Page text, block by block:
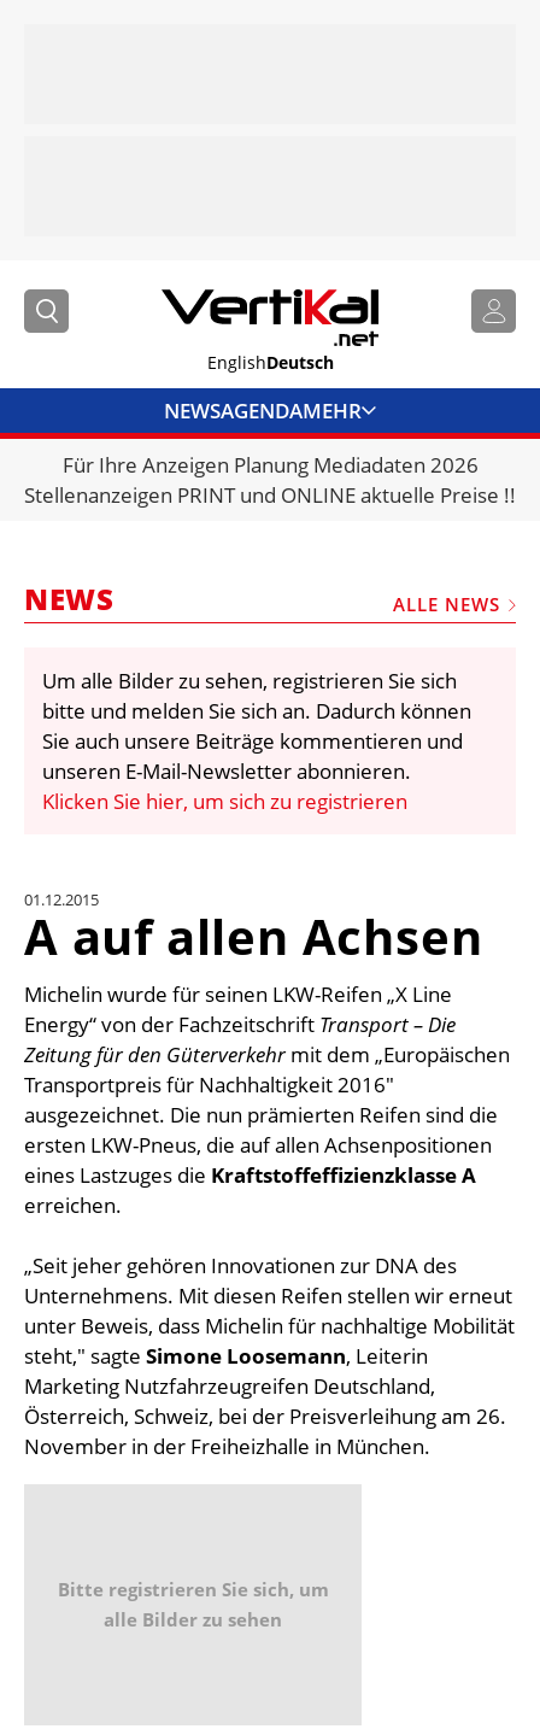
EnglishDeutsch
NEWSAGENDAMEHR
BRANCHENLINKS
VERMIETER
VIDEOS
BIBLIOTHEK
KRAN & BÜHNE
EINHEITENKONVERTER
KONTAKT
Für Ihre Anzeigen Planung Mediadaten 2026
Stellenanzeigen PRINT und ONLINE aktuelle Preise !!
NEWS ALLE NEWS
Um alle Bilder zu sehen, registrieren Sie sich
bitte und melden Sie sich an. Dadurch können
Sie auch unsere Beiträge kommentieren und
unseren E-Mail-Newsletter abonnieren.
Klicken Sie hier, um sich zu registrieren
01.12.2015
A auf allen Achsen
Michelin wurde für seinen LKW-Reifen „X Line
Energy“ von der Fachzeitschrift Transport – Die
Zeitung für den Güterverkehrmit dem „Europäischen
Transportpreis für Nachhaltigkeit 2016"
ausgezeichnet. Die nun prämierten Reifen sind die
ersten LKW-Pneus, die auf allen Achsenpositionen
eines Lastzuges die Kraftstoffeffizienzklasse A
erreichen.
„Seit jeher gehören Innovationen zur DNA des
Unternehmens. Mit diesen Reifen stellen wir erneut
unter Beweis, dass Michelin für nachhaltige Mobilität
steht," sagte Simone Loosemann, Leiterin
Marketing Nutzfahrzeugreifen Deutschland,
Österreich, Schweiz, bei der Preisverleihung am 26.
November in der Freiheizhalle in München.
Bitte registrieren Sie sich, um
alle Bilder zu sehen